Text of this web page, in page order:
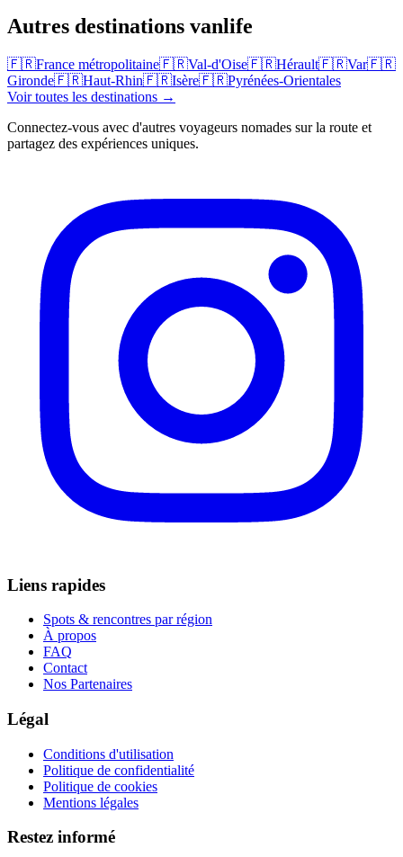
Autres destinations vanlife
🇫🇷France métropolitaine🇫🇷Val-d'Oise🇫🇷Hérault🇫🇷Var🇫🇷
Gironde🇫🇷Haut-Rhin🇫🇷Isère🇫🇷Pyrénées-Orientales
Voir toutes les destinations →
Connectez-vous avec d'autres voyageurs nomades sur la route et
partagez des expériences uniques.
Liens rapides
Spots & rencontres par région
À propos
FAQ
Contact
Nos Partenaires
Légal
Conditions d'utilisation
Politique de confidentialité
Politique de cookies
Mentions légales
Restez informé